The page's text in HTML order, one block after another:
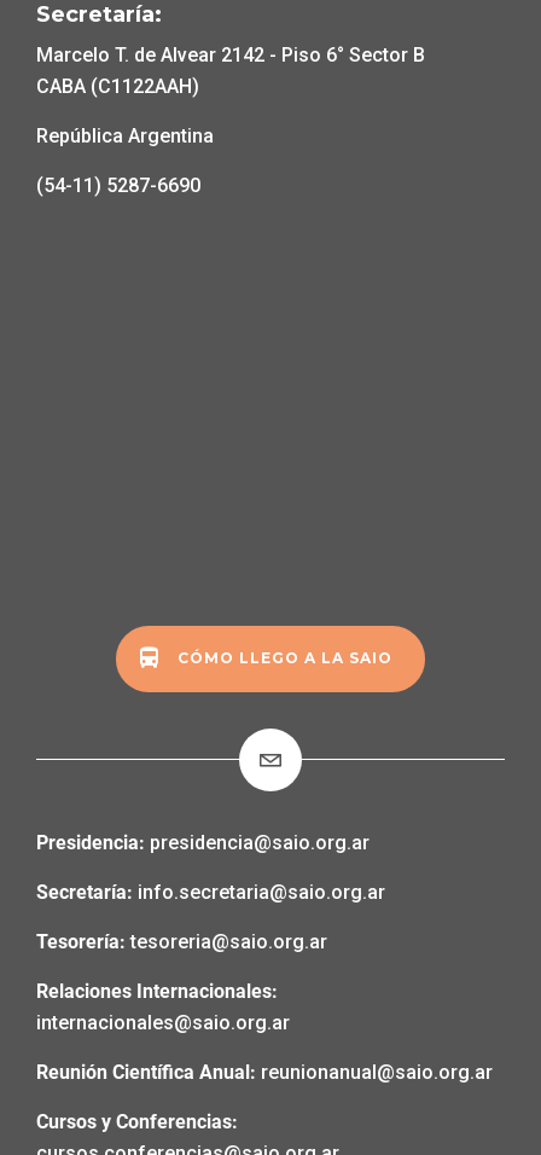
Secretaría:
Marcelo T. de Alvear 2142 - Piso 6° Sector B
CABA (C1122AAH)
República Argentina
(54-11) 5287-6690
CÓMO LLEGO A LA SAIO
Presidencia: presidencia@saio.org.ar
Secretaría: info.secretaria@saio.org.ar
Tesorería: tesoreria@saio.org.ar
Relaciones Internacionales:
internacionales@saio.org.ar
Reunión Científica Anual: reunionanual@saio.org.ar
Cursos y Conferencias: